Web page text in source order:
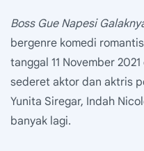
Boss Gue Napesi
bergenre komedi
tanggal 11 November
sederet aktor dan aktris
Yunita Siregar, Indah
banyak lagi.